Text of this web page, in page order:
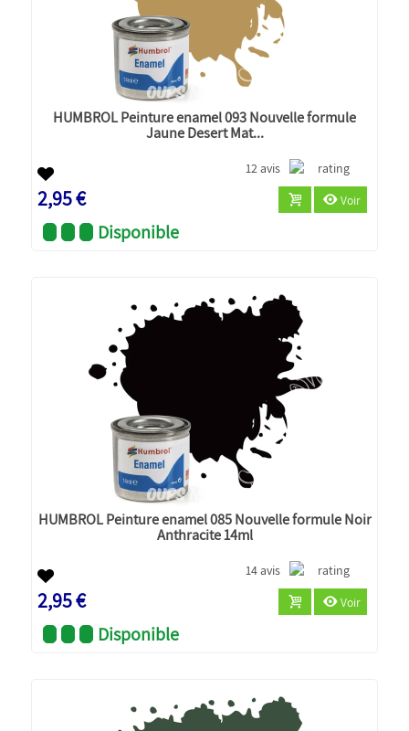
HUMBROL Peinture enamel 093 Nouvelle formule
Jaune Desert Mat...
12 avis
2,95 € Voir
Disponible
HUMBROL Peinture enamel 085 Nouvelle formule Noir
Anthracite 14ml
14 avis
2,95 € Voir
Disponible